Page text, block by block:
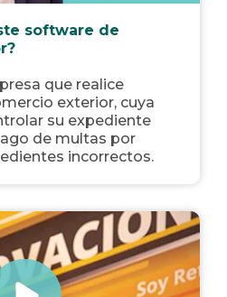
software de
que realice
exterior, cuya
su expediente
de multas por
incorrectos.